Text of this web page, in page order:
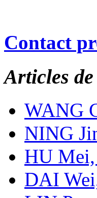
Contact
Articles
WANG
NING
HU
DAI